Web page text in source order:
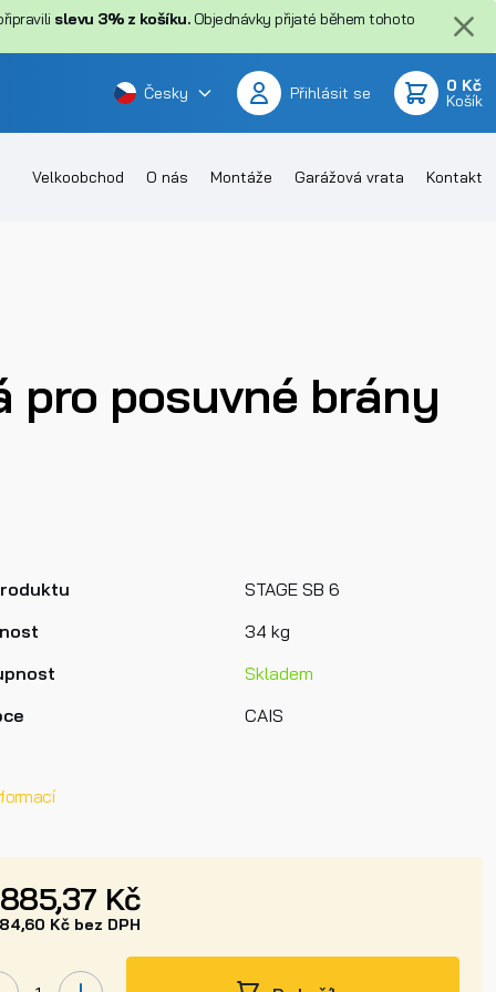
slevu 3% z košíku.Objednávky přijaté během tohoto
Česky Přihlásit se 0 Kč
Košík
Velkoobchod O nás Montáže Garážová vrata Kontakt
pro posuvné brány
STAGE SB 6
34 kg
Skladem
CAIS
Kč
Kč bez DPH